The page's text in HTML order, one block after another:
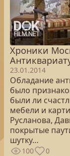
Хроники
23.01.2014
Обладание
было
были ли
мебели и
Русланова,
покрытые
шутку…
100 0